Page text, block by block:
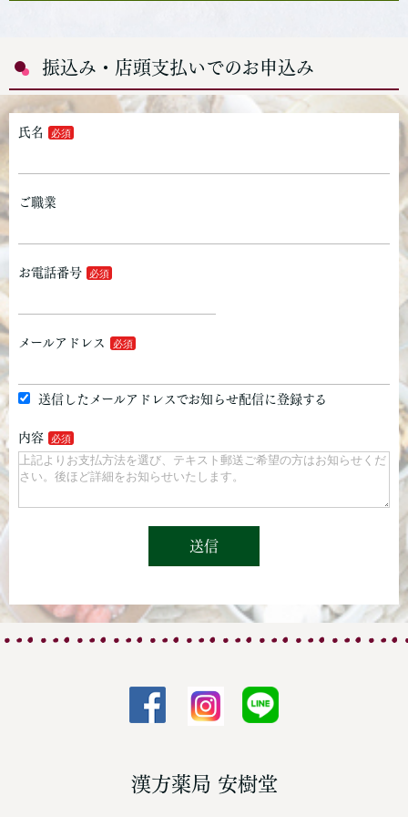
振込み・店頭支払いでのお申込み
氏名
ご職業
お電話番号
メールアドレス
送信したメールアドレスでお知らせ配信に登録する
内容
送信
漢方薬局 安樹堂